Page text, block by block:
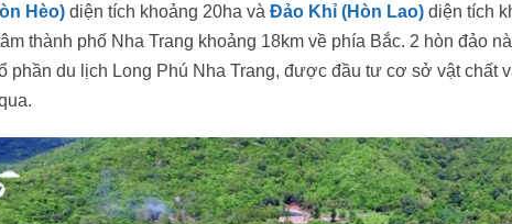
Hèo) diện tích khoảng 20ha và Đảo Khỉ (Hòn Lao) diện tích
thành phố Nha Trang khoảng 18km về phía Bắc. 2 hòn đảo
phần du lịch Long Phú Nha Trang, được đầu tư cơ sở vật chất